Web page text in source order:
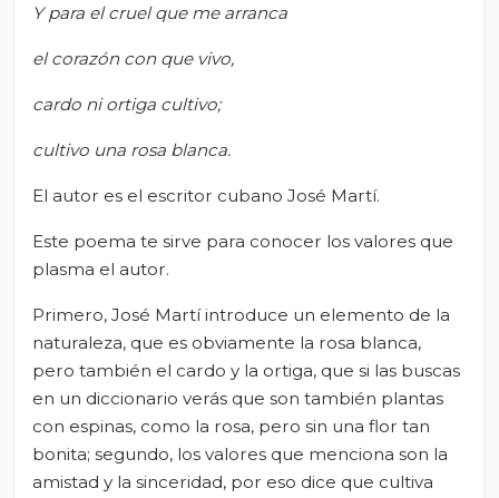
Y para el cruel que me arranca
el corazón con que vivo,
cardo ni ortiga cultivo;
cultivo una rosa blanca.
El autor es el escritor cubano José Martí.
Este poema te sirve para conocer los valores que
plasma el autor.
Primero, José Martí introduce un elemento de la
naturaleza, que es obviamente la rosa blanca,
pero también el cardo y la ortiga, que si las buscas
en un diccionario verás que son también plantas
con espinas, como la rosa, pero sin una flor tan
bonita; segundo, los valores que menciona son la
amistad y la sinceridad, por eso dice que cultiva